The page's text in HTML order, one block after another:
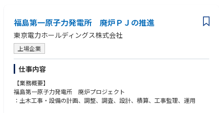
・会計監査・内部監査対応
4．人事
・採用業務（新卒・中途・受入出向対応）
・労務管理（勤怠管理、労働時間管理、法令対応）
・教育・研修の企画および運営（安全教育含む）
・人事制度運用、評価関連業務の補助
・従業員の安全衛生管理および職場環境改善活動
・通勤バス・発電所構内運行バスの運営
・情報管理・機密保持に関する基本的な理解
・業務の優先順位を整理し、期限管理ができるタスク管理能力
【歓迎要件】
・経験：
・行政機関での勤務経験
・官庁申請・許認可対応等の実務経験
・経理（決算補助、原価管理、予算管理）に関する実務経験
・資材・調達（購買、契約、在庫管理、取引先対応）に関する実務経験
・人事・労務（採用、勤怠管理、労務対応、教育研修）に関する実務経
福島第一原子力発電所 廃炉ＰＪの推進
東京電力ホールディングス株式会社
上場企業
仕事内容
【業務概要】
福島第一原子力発電所 廃炉プロジェクト
：土木工事・設備の計画、調整、調査、設計、積算、工事監理、運用